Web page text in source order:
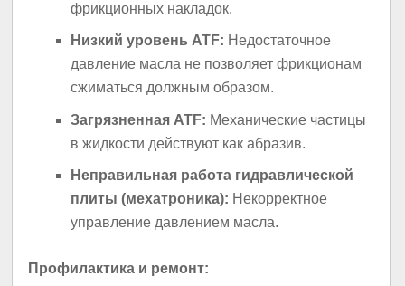
фрикционных накладок.
Низкий уровень ATF: Недостаточное
давление масла не позволяет фрикционам
сжиматься должным образом.
Загрязненная ATF: Механические частицы
в жидкости действуют как абразив.
Неправильная работа гидравлической
плиты (мехатроника): Некорректное
управление давлением масла.
Профилактика и ремонт: